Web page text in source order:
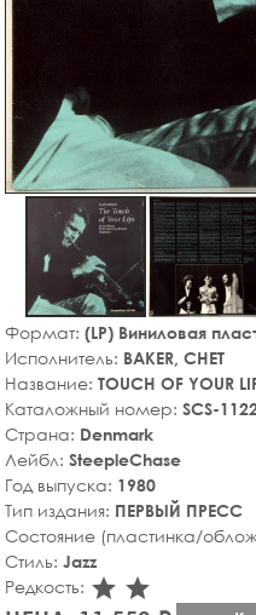
Формат: (LP) Виниловая
Исполнитель: BAKER, CHET
Название: TOUCH OF YOUR
Каталожный номер: SCS-
Страна: Denmark
Лейбл: SteepleChase
Год выпуска: 1980
Тип издания: ПЕРВЫЙ ПРЕСС
Состояние (пластинка/
Стиль: Jazz
Редкость: star_rate